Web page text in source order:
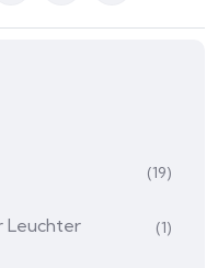
(19)
Leuchter (1)